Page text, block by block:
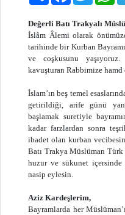
Değerli Batı Trakyalı
İslâm Âlemi olarak
tarihinde bir Kurban
ve coşkusunu
kavuşturan Rabbimize hamd
İslam’ın beş temel
getirildiği, arife günü
başlamak suretiyle
kadar farzlardan sonra
ibadet olan kurban
Batı Trakya Müslüman
huzur ve sükunet içersinde
nasip eylesin.
Aziz Kardeşlerim,
Bayramlarda her